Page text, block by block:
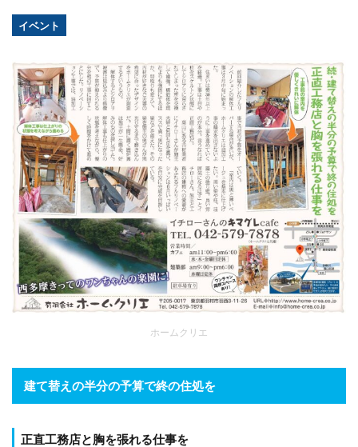
イベント
ホームクリエ
建て替えの半分の予算で終の住処を
正直工務店と胸を張れる仕事を